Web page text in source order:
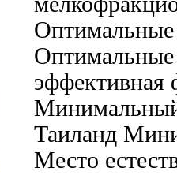
Оптимальные
Оптимальные
эффективная
Таиланд
Место